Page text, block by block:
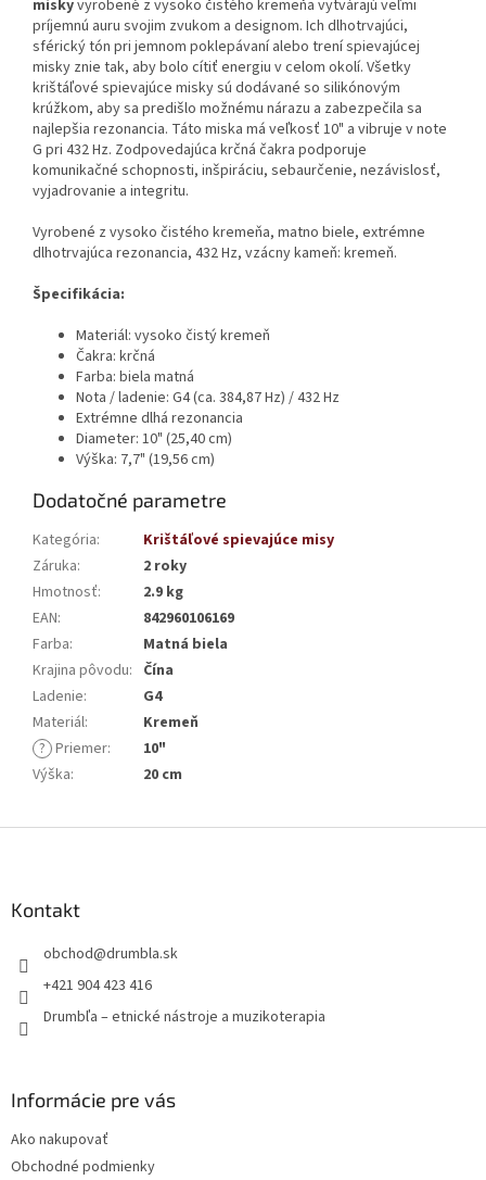
miskyvyrobené z vysoko čistého kremeňa vytvárajú veľmi
príjemnú auru svojim zvukom a designom. Ich dlhotrvajúci,
sférický tón pri jemnom poklepávaní alebo trení spievajúcej
misky znie tak, aby bolo cítiť energiu v celom okolí. Všetky
krištáľové spievajúce misky sú dodávané so silikónovým
krúžkom, aby sa predišlo možnému nárazu a zabezpečila sa
najlepšia rezonancia. Táto miska má veľkosť 10" a vibruje v note
G pri 432 Hz. Zodpovedajúca krčná čakra podporuje
komunikačné schopnosti, inšpiráciu, sebaurčenie, nezávislosť,
vyjadrovanie a integritu.
Vyrobené z vysoko čistého kremeňa, matno biele, extrémne
dlhotrvajúca rezonancia, 432 Hz, vzácny kameň: kremeň.
Špecifikácia:
Materiál: vysoko čistý kremeň
Čakra: krčná
Farba: biela matná
Nota / ladenie: G4 (ca. 384,87 Hz) / 432 Hz
Extrémne dlhá rezonancia
Diameter: 10" (25,40 cm)
Výška: 7,7" (19,56 cm)
Dodatočné parametre
Kategória:
Krištáľové spievajúce misy
Záruka:
2 roky
Hmotnosť:
2.9 kg
EAN:
842960106169
Farba:
Matná biela
Krajina pôvodu: Čína
Ladenie:
G4
Materiál:
Kremeň
? Priemer:
10"
Výška: 20 cm
Kontakt
obchod@drumbla.sk
+421 904 423 416
Drumbľa – etnické nástroje a muzikoterapia
Informácie pre vás
Ako nakupovať
Obchodné podmienky